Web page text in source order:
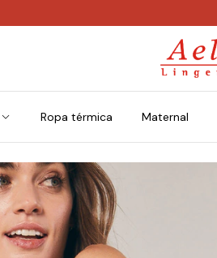
Ropa térmica Maternal